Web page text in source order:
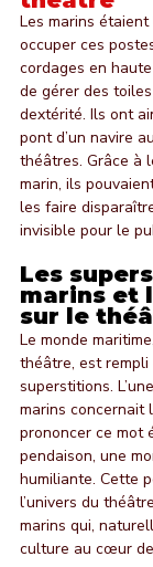
Les marins
occuper ces
cordages en
de gérer des
dextérité. Ils ont
pont d’un navire
théâtres. Grâce à
marin, ils
les faire
invisible pour le
Les
marins et
sur le
Le monde
théâtre, est
superstitions.
marins concernait
prononcer ce mot
pendaison, une
humiliante. Cette
l’univers du
marins qui,
culture au cœur